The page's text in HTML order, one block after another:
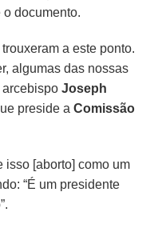
documento.
a este ponto.
algumas das nossas
arcebispoJoseph
preside aComissão
isso [aborto] como um
“É um presidente